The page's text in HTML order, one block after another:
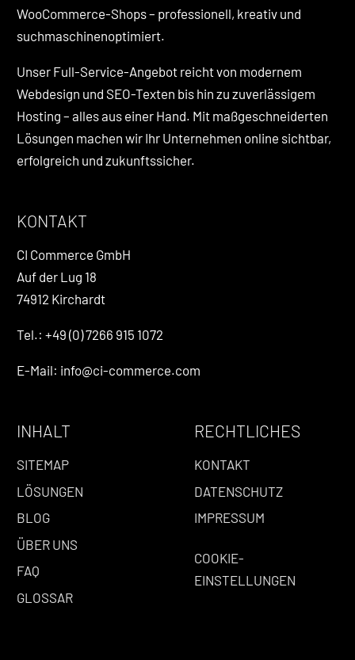
WooCommerce-Shops – professionell, kreativ und
suchmaschinenoptimiert.
Unser Full-Service-Angebot reicht von modernem
Webdesign und SEO-Texten bis hin zu zuverlässigem
Hosting – alles aus einer Hand. Mit maßgeschneiderten
Lösungen machen wir Ihr Unternehmen online sichtbar,
erfolgreich und zukunftssicher.
KONTAKT
CI Commerce GmbH
Auf der Lug 18
74912 Kirchardt
Tel.: +49 (0) 7266 915 1072
E-Mail: info@ci-commerce.com
INHALT
SITEMAP
LÖSUNGEN
BLOG
ÜBER UNS
FAQ
GLOSSAR
RECHTLICHES
KONTAKT
DATENSCHUTZ
IMPRESSUM
COOKIE-
EINSTELLUNGEN